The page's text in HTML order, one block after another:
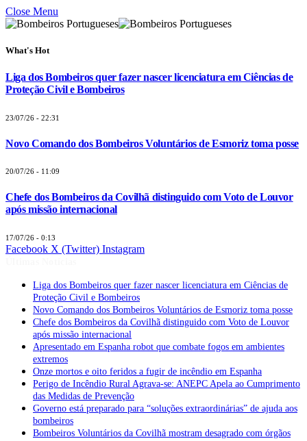
Close Menu
What's Hot
Liga dos Bombeiros quer fazer nascer licenciatura em Ciências de
Proteção Civil e Bombeiros
23/07/26 - 22:31
Novo Comando dos Bombeiros Voluntários de Esmoriz toma posse
20/07/26 - 11:09
Chefe dos Bombeiros da Covilhã distinguido com Voto de Louvor
após missão internacional
17/07/26 - 0:13
Facebook X (Twitter) Instagram
Liga dos Bombeiros quer fazer nascer licenciatura em Ciências de
Proteção Civil e Bombeiros
Novo Comando dos Bombeiros Voluntários de Esmoriz toma posse
Chefe dos Bombeiros da Covilhã distinguido com Voto de Louvor
após missão internacional
Apresentado em Espanha robot que combate fogos em ambientes
extremos
Onze mortos e oito feridos a fugir de incêndio em Espanha
Perigo de Incêndio Rural Agrava-se: ANEPC Apela ao Cumprimento
das Medidas de Prevenção
Governo está preparado para “soluções extraordinárias” de ajuda aos
bombeiros
Bombeiros Voluntários da Covilhã mostram desagrado com órgãos